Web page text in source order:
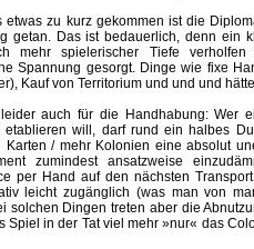
etwas zu kurz gekommen ist die
getan. Das ist bedauerlich, denn ein
mehr spielerischer Tiefe
Spannung gesorgt. Dinge wie fixe
Kauf von Territorium und und und
auch für die Handhabung: Wer
etablieren will, darf rund ein halbes
Karten / mehr Kolonien eine absolut
zumindest ansatzweise
per Hand auf den nächsten
leicht zugänglich (was man von
solchen Dingen treten aber die
Spiel in der Tat viel mehr »nur« das